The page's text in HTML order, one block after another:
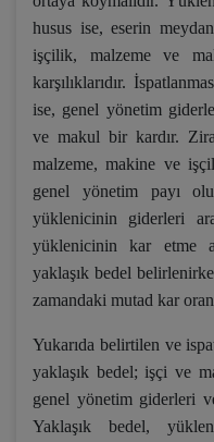
husus ise, eserin
işçilik, malzeme ve
karşılıklarıdır.
ise, genel yönetim
ve makul bir kardır.
malzeme, makine ve
genel yönetim payı
yüklenicinin giderleri
yüklenicinin kar etme
yaklaşık bedel
zamandaki mutad kar
Yukarıda belirtilen ve
yaklaşık bedel; işçi ve
genel yönetim giderleri
Yaklaşık bedel,